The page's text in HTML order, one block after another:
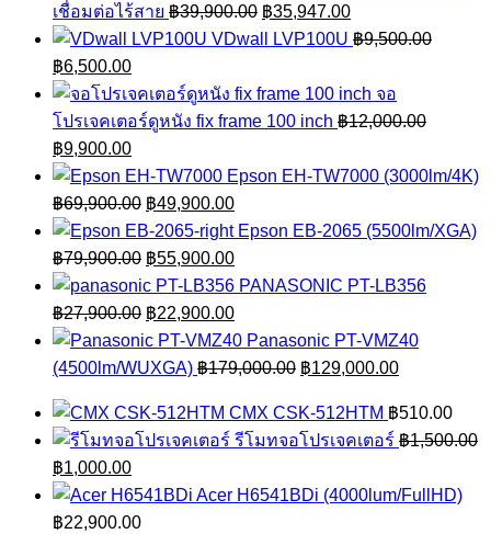
was:
฿1,500.00.
is:
฿1,000.00.
เชื่อมต่อไร้สาย ฿39,900.00 Original
price
฿39,900.00.
฿35,947.00Current
price
฿35,947.00.
VDwall LVP100U ฿9,500.00
Original
price
was:
฿9,500.00.
฿6,500.00Current
price
is:
฿6,500.00.
จอ
โปรเจคเตอร์ดูหนัง fix frame 100 inch ฿12,000.00
Original
price
was:
฿12,000.00.
฿9,900.00Current
price
is:
฿9,900.00.
Epson EH-TW7000 (3000lm/4K)
฿69,900.00 Original
price
was:
฿69,900.00.
฿49,900.00Current
price
is:
฿49,900.00.
Epson EB-2065 (5500lm/XGA)
฿79,900.00 Original
price
was:
฿79,900.00.
฿55,900.00Current
price
is:
฿55,900.00.
PANASONIC PT-LB356
฿27,900.00 Original
price
was:
฿22,900.00Current
price
is:
Panasonic PT-VMZ40
(4500lm/WUXGA) ฿179,000.00 Original
was:
฿179,000.00.
฿129,000.00Current
is:
฿
CMX CSK-512HTM ฿510.00
รีโมทจอโปรเจคเตอร์ ฿1,500.00
Original
price
was:
฿1,000.00Current
price
is:
Acer H6541BDi (4000lum/FullHD)
฿22,900.00